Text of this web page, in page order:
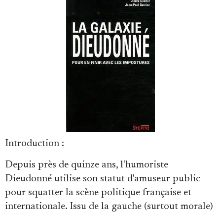
Introduction:
Depuis près de quinze ans, l'humoriste
Dieudonné utilise son statut d'amuseur public
pour squatter la scène politique française et
internationale. Issu de la gauche (surtout morale)